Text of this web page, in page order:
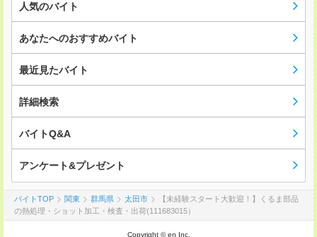
人気のバイト
あなたへのおすすめバイト
最近見たバイト
詳細検索
バイトQ&A
アンケート&プレゼント
バイトTOP 関東 群馬県 太田市
【未経験スタート大歓迎！】くるま部品
の熱処理・ショット加工・検査・出荷(111683015）
Copyright © en Inc.